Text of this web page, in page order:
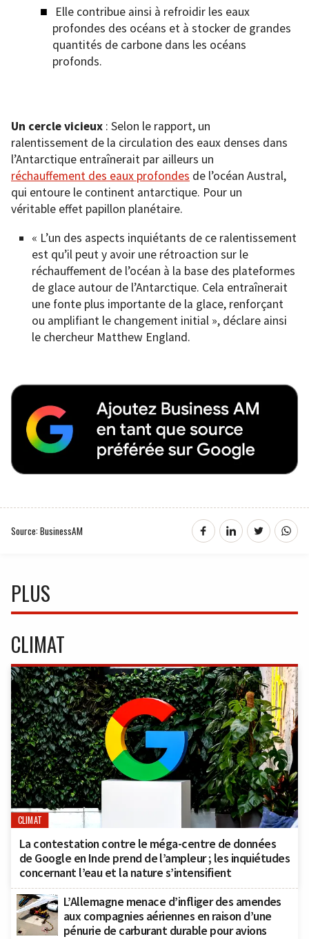
Elle contribue ainsi à refroidir les eaux
profondes des océans et à stocker de grandes
quantités de carbone dans les océans
profonds.
Un cercle vicieux : Selon le rapport, un
ralentissement de la circulation des eaux denses dans
l’Antarctique entraînerait par ailleurs un
réchauffement des eaux profondes de l’océan Austral,
qui entoure le continent antarctique. Pour un
véritable effet papillon planétaire.
« L’un des aspects inquiétants de ce ralentissement
est qu’il peut y avoir une rétroaction sur le
réchauffement de l’océan à la base des plateformes
de glace autour de l’Antarctique. Cela entraînerait
une fonte plus importante de la glace, renforçant
ou amplifiant le changement initial », déclare ainsi
le chercheur Matthew England.
Source: BusinessAM
PLUS
CLIMAT
CLIMAT
La contestation contre le méga-centre de données
de Google en Inde prend de l’ampleur ; les inquiétudes
concernant l’eau et la nature s’intensifient
L’Allemagne menace d’infliger des amendes
aux compagnies aériennes en raison d’une
pénurie de carburant durable pour avions